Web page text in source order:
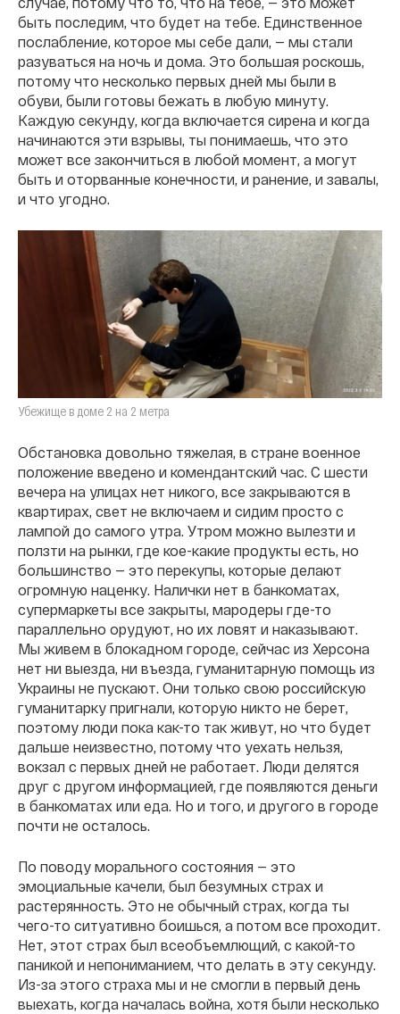
быть последим, что будет на тебе. Единственное
послабление, которое мы себе дали, — мы стали
разуваться на ночь и дома. Это большая роскошь,
потому что несколько первых дней мы были в
обуви, были готовы бежать в любую минуту.
Каждую секунду, когда включается сирена и когда
начинаются эти взрывы, ты понимаешь, что это
может все закончиться в любой момент, а могут
быть и оторванные конечности, и ранение, и завалы,
и что угодно.
Убежище в доме 2 на 2 метра
Обстановка довольно тяжелая, в стране военное
положение введено и комендантский час. С шести
вечера на улицах нет никого, все закрываются в
квартирах, свет не включаем и сидим просто с
лампой до самого утра. Утром можно вылезти и
ползти на рынки, где кое-какие продукты есть, но
большинство — это перекупы, которые делают
огромную наценку. Налички нет в банкоматах,
супермаркеты все закрыты, мародеры где-то
параллельно орудуют, но их ловят и наказывают.
Мы живем в блокадном городе, сейчас из Херсона
нет ни выезда, ни въезда, гуманитарную помощь из
Украины не пускают. Они только свою российскую
гуманитарку пригнали, которую никто не берет,
поэтому люди пока как-то так живут, но что будет
дальше неизвестно, потому что уехать нельзя,
вокзал с первых дней не работает. Люди делятся
друг с другом информацией, где появляются деньги
в банкоматах или еда. Но и того, и другого в городе
почти не осталось.
По поводу морального состояния — это
эмоциальные качели, был безумных страх и
растерянность. Это не обычный страх, когда ты
чего-то ситуативно боишься, а потом все проходит.
Нет, этот страх был всеобъемлющий, с какой-то
паникой и непониманием, что делать в эту секунду.
Из-за этого страха мы и не смогли в первый день
выехать, когда началась война, хотя были несколько